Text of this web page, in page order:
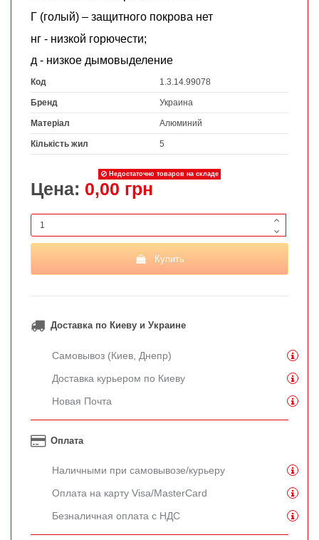
Г (голый) – защитного покрова нет
нг - низкой горючести;
д - низкое дымовыделение
Код 1.3.14.99078
Бренд Украина
Матеріал Алюминий
Кількість жил 5
Недостаточно товаров на складе
Цена: 0,00 грн
Купить
Доставка по Киеву и Украине
Самовывоз (Киев, Днепр)
Доставка курьером по Киеву
Новая Почта
Оплата
Наличными при самовывозе/курьеру
Оплата на карту Visa/MasterCard
Безналичная оплата с НДС